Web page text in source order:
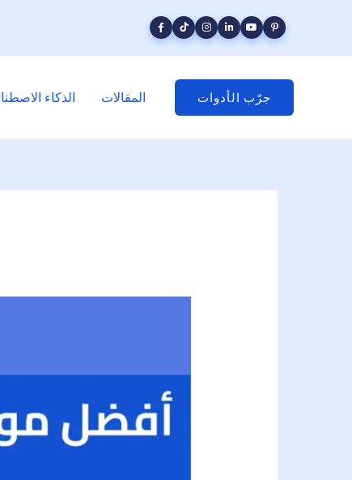
الذكاء المقالات جرّب الأدوات